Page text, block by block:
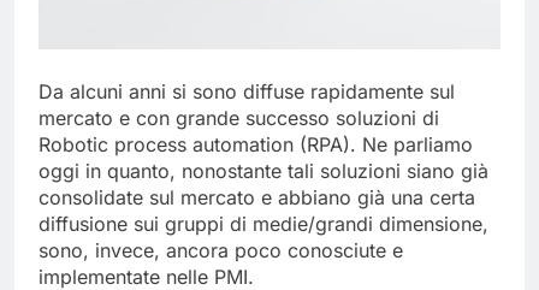
Da alcuni anni si sono diffuse rapidamente sul
mercato e con grande successo soluzioni di
Robotic process automation (RPA). Ne parliamo
oggi in quanto, nonostante tali soluzioni siano già
consolidate sul mercato e abbiano già una certa
diffusione sui gruppi di medie/grandi dimensione,
sono, invece, ancora poco conosciute e
implementate nelle PMI.